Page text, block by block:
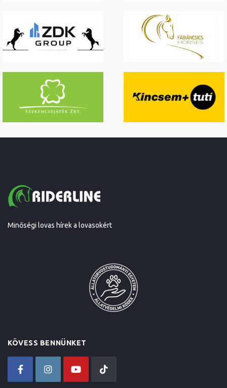
Minőségi lovas hírek a lovasokért
KÖVESS BENNÜNKET